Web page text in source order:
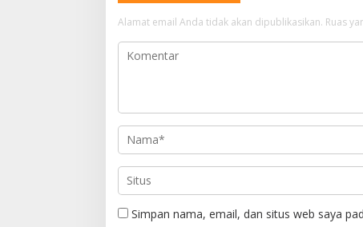
Alamat email Anda tidak akan dipublikasikan. Ruas
Simpan nama, email, dan situs web saya